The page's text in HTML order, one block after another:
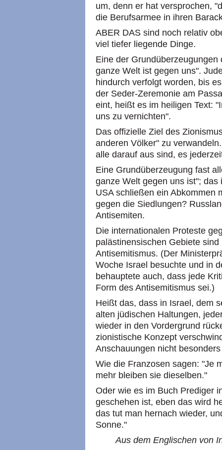
um, denn er hat versprochen,
die Berufsarmee in ihren
ABER DAS sind noch relativ
viel tiefer liegende Dinge.
Eine der
ganze Welt ist gegen uns".
hindurch verfolgt worden, bis
der Seder-Zeremonie am
eint, heißt es im heiligen Text:
uns zu vernichten".
Das offizielle Ziel des
anderen Völker" zu
alle darauf aus sind, es
Eine Grundüberzeugung fast
ganze Welt gegen uns ist";
USA schließen ein Abkommen
gegen die Siedlungen?
Antisemiten.
Die internationalen Proteste
palästinensischen Gebiete
Antisemitismus. (Der
Woche Israel besuchte und in
behauptete auch, dass jede
Form des Antisemitismus sei.)
Heißt das, dass in Israel, dem
alten jüdischen Haltungen,
wieder in den Vordergrund
zionistische Konzept
Anschauungen nicht
Wie die Franzosen sagen: "Je
mehr bleiben sie dieselben."
Oder wie es im Buch Prediger
geschehen ist, eben das wird
das tut man hernach wieder,
Sonne."
Aus dem Englischen von